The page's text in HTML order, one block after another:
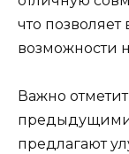
что
возможности
Важно
предыдущими
предлагают